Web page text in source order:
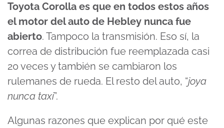
Toyota Corolla es que en todos estos años
el motor del auto de Hebley nunca fue
abierto. Tampoco la transmisión. Eso sí, la
correa de distribución fue reemplazada casi
20 veces y también se cambiaron los
rulemanes de rueda. El resto del auto, “joya
nunca taxi”.
Algunas razones que explican por qué este